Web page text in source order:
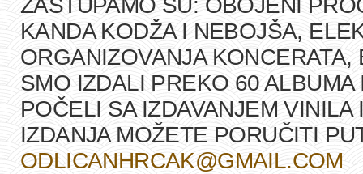
ZASTUPAMO SU: OBOJENI
KANDA KODŽA I NEBOJŠA,
ORGANIZOVANJA
SMO IZDALI PREKO 60
POČELI SA IZDAVANJEM
IZDANJA MOŽETE PORUČITI
ODLICANHRCAK@GMAIL.COM